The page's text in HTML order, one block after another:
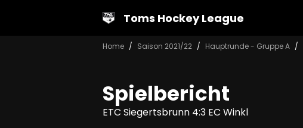
Toms Hockey League
Home Saison 2021/22 Hauptrunde - Gruppe A
Spielbericht
ETC Siegertsbrunn 4:3 EC Winkl